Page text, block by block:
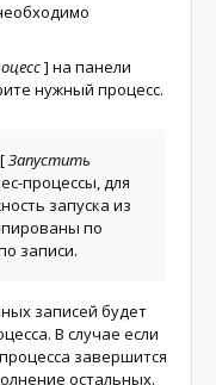
] на панели
нужный процесс.
[Запустить
процессы, для
запуска из
по
записи.
записей будет
В случае если
завершится
остальных.